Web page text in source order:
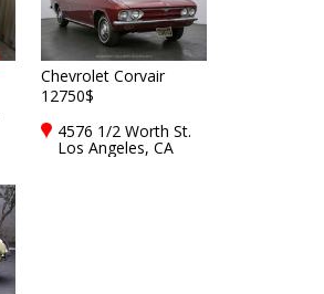
Chevrolet Corvair
12750$
4576 1/2 Worth St.
Los Angeles, CA